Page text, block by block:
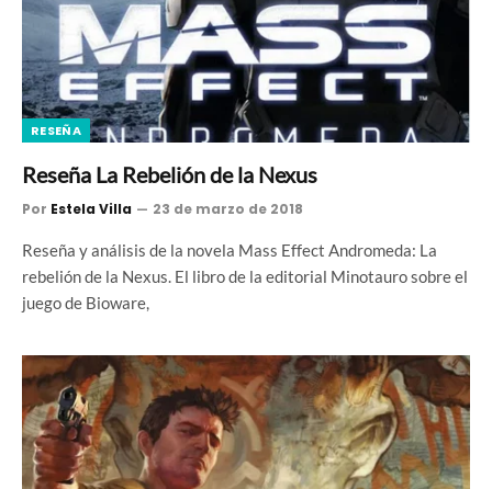
RESEÑA
Reseña La Rebelión de la Nexus
Por Estela Villa 23 de marzo de 2018
Reseña y análisis de la novela Mass Effect Andromeda: La
rebelión de la Nexus. El libro de la editorial Minotauro sobre el
juego de Bioware,